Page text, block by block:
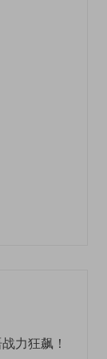
力狂飙！